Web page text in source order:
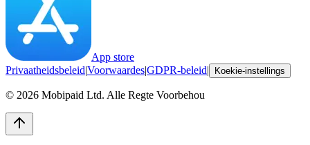
App store
Privaatheidsbeleid|Voorwaardes|GDPR-beleid| Koekie-instellings
© 2026 Mobipaid Ltd. Alle Regte Voorbehou